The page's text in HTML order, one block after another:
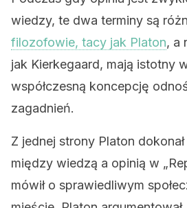
wiedzy, te dwa terminy są
filozofowie, tacy jak Platon, a
jak Kierkegaard, mają istotny
współczesną koncepcję
zagadnień.
Z jednej strony Platon
między wiedzą a opinią w
mówił o sprawiedliwym